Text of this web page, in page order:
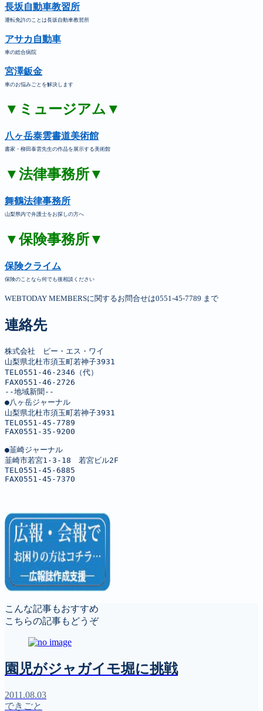
長坂自動車教習所
運転免許のことは長坂自動車教習所
アサカ自動車
車の総合病院
宮澤鈑金
車のお悩みごとを解決します
▼ミュージアム▼
八ヶ岳泰雲書道美術館
書家・柳田泰雲先生の作品を展示する美術館
▼法律事務所▼
舞鶴法律事務所
山梨県内で弁護士をお探しの方へ
▼保険事務所▼
保険クライム
保険のことなら何でも後相談ください
WEBTODAY MEMBERSに関するお問合せは0551-45-7789 まで
連絡先
株式会社　ピー・エス・ワイ
山梨県北杜市須玉町若神子3931
TEL0551-46-2346（代）
FAX0551-46-2726
--地域新聞--
●八ヶ岳ジャーナル
山梨県北杜市須玉町若神子3931
TEL0551-45-7789
FAX0551-35-9200
●韮崎ジャーナル
韮崎市若宮1-3-18　若宮ビル2F
TEL0551-45-6885
FAX0551-45-7370
こんな記事もおすすめ
こちらの記事もどうぞ
園児がジャガイモ堀に挑戦
2011.08.03
できごと